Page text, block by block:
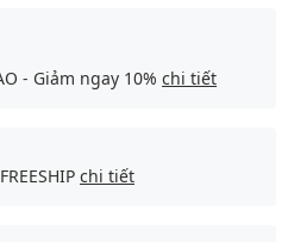
- Giảm ngay 10% chi tiết
chi tiết